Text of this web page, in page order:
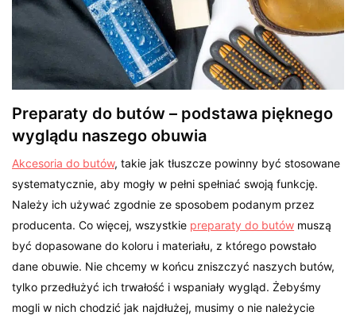
Preparaty do butów – podstawa pięknego
wyglądu naszego obuwia
Akcesoria do butów, takie jak tłuszcze powinny być stosowane
systematycznie, aby mogły w pełni spełniać swoją funkcję.
Należy ich używać zgodnie ze sposobem podanym przez
producenta. Co więcej, wszystkie preparaty do butów muszą
być dopasowane do koloru i materiału, z którego powstało
dane obuwie. Nie chcemy w końcu zniszczyć naszych butów,
tylko przedłużyć ich trwałość i wspaniały wygląd. Żebyśmy
mogli w nich chodzić jak najdłużej, musimy o nie należycie